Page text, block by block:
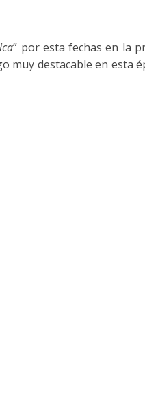
” por esta fechas en la
muy destacable en esta